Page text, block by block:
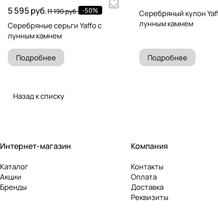
5 595 руб.11 190 руб. -50%
Серебряные серьги Yaffo с
лунным камнем
Подробнее
Серебряный кулон
лунным камнем
Подробнее
Назад к списку
Интернет-магазин
Каталог
Акции
Бренды
Компания
Контакты
Оплата
Доставка
Реквизиты